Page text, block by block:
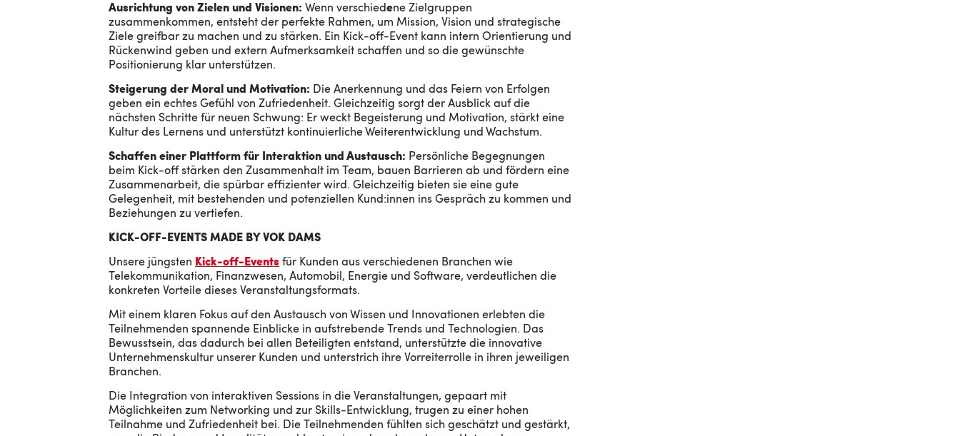
Ausrichtung von Zielen und Visionen: Wenn verschiedene Zielgruppen
zusammenkommen, entsteht der perfekte Rahmen, um Mission, Vision und strategische
Ziele greifbar zu machen und zu stärken. Ein Kick-off-Event kann intern Orientierung und
Rückenwind geben und extern Aufmerksamkeit schaffen und so die gewünschte
Positionierung klar unterstützen.
Steigerung der Moral und Motivation: Die Anerkennung und das Feiern von Erfolgen
geben ein echtes Gefühl von Zufriedenheit. Gleichzeitig sorgt der Ausblick auf die
nächsten Schritte für neuen Schwung: Er weckt Begeisterung und Motivation, stärkt eine
Kultur des Lernens und unterstützt kontinuierliche Weiterentwicklung und Wachstum.
Schaffen einer Plattform für Interaktion und Austausch: Persönliche Begegnungen
beim Kick-off stärken den Zusammenhalt im Team, bauen Barrieren ab und fördern eine
Zusammenarbeit, die spürbar effizienter wird. Gleichzeitig bieten sie eine gute
Gelegenheit, mit bestehenden und potenziellen Kund:innen ins Gespräch zu kommen und
Beziehungen zu vertiefen.
KICK-OFF-EVENTS MADE BY VOK DAMS
Unsere jüngsten Kick-off-Events für Kunden aus verschiedenen Branchen wie
Telekommunikation, Finanzwesen, Automobil, Energie und Software, verdeutlichen die
konkreten Vorteile dieses Veranstaltungsformats.
Mit einem klaren Fokus auf den Austausch von Wissen und Innovationen erlebten die
Teilnehmenden spannende Einblicke in aufstrebende Trends und Technologien. Das
Bewusstsein, das dadurch bei allen Beteiligten entstand, unterstützte die innovative
Unternehmenskultur unserer Kunden und unterstrich ihre Vorreiterrolle in ihren jeweiligen
Branchen.
Die Integration von interaktiven Sessions in die Veranstaltungen, gepaart mit
Möglichkeiten zum Networking und zur Skills-Entwicklung, trugen zu einer hohen
Teilnahme und Zufriedenheit bei. Die Teilnehmenden fühlten sich geschätzt und gestärkt,